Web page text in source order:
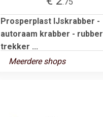
Prosperplast IJskrabber -
autoraam krabber - rubber
trekker ...
Meerdere shops